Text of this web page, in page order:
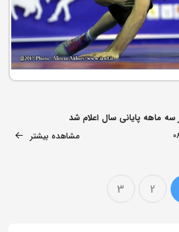
سه ماهه پایانی سال اعلام شد
مشاهده بیشتر
2
3